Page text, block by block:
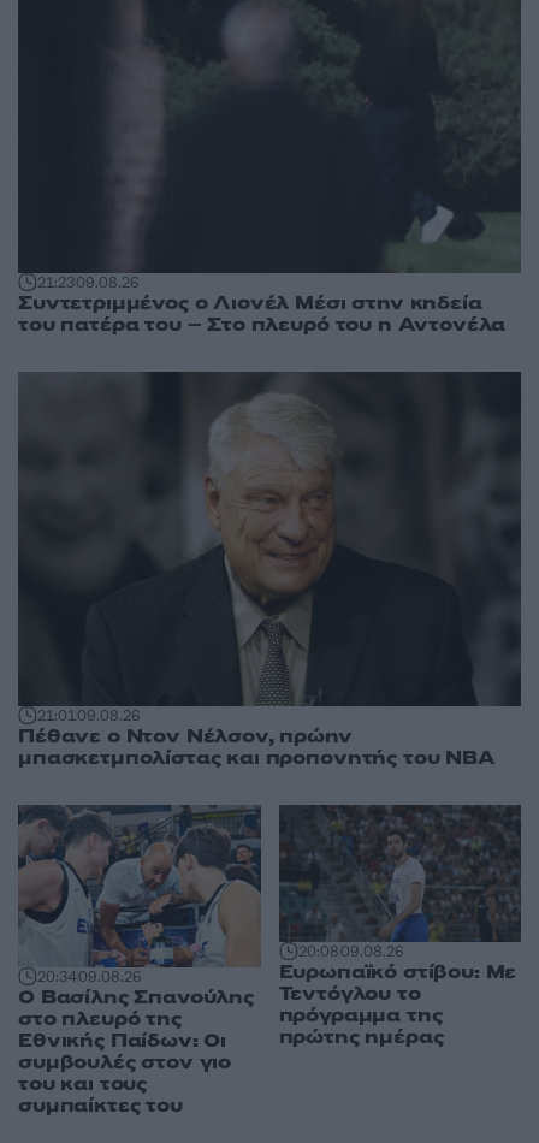
21:2309.08.26
Συντετριμμένος ο Λιονέλ Μέσι στην κηδεία
του πατέρα του – Στο πλευρό του η Αντονέλα
21:0109.08.26
Πέθανε ο Ντον Νέλσον, πρώην
μπασκετμπολίστας και προπονητής του NBA
20:3409.08.26
Ο Βασίλης Σπανούλης
στο πλευρό της
Εθνικής Παίδων: Οι
συμβουλές στον γιο
του και τους
συμπαίκτες του
20:0809.08.26
Ευρωπαϊκό στίβου: Με
Τεντόγλου το
πρόγραμμα της
πρώτης ημέρας